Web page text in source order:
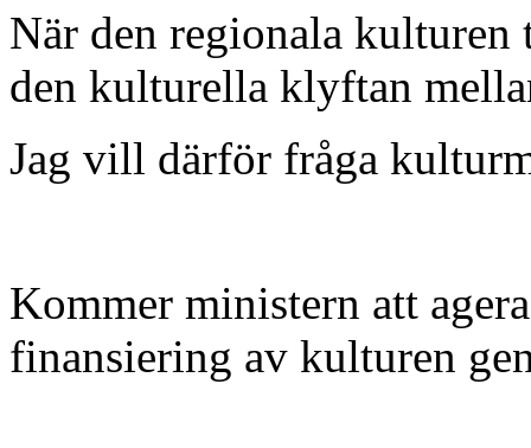
När den regionala
den kulturella klyftan
Jag vill därför fråga
Kommer ministern att
finansiering av kulturen